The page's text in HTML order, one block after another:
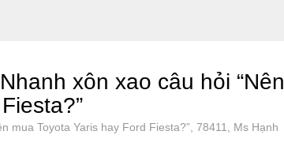
xôn xao câu hỏi “Nên
mua Toyota Yaris hay Ford Fiesta?”, 78411, Ms Hạnh